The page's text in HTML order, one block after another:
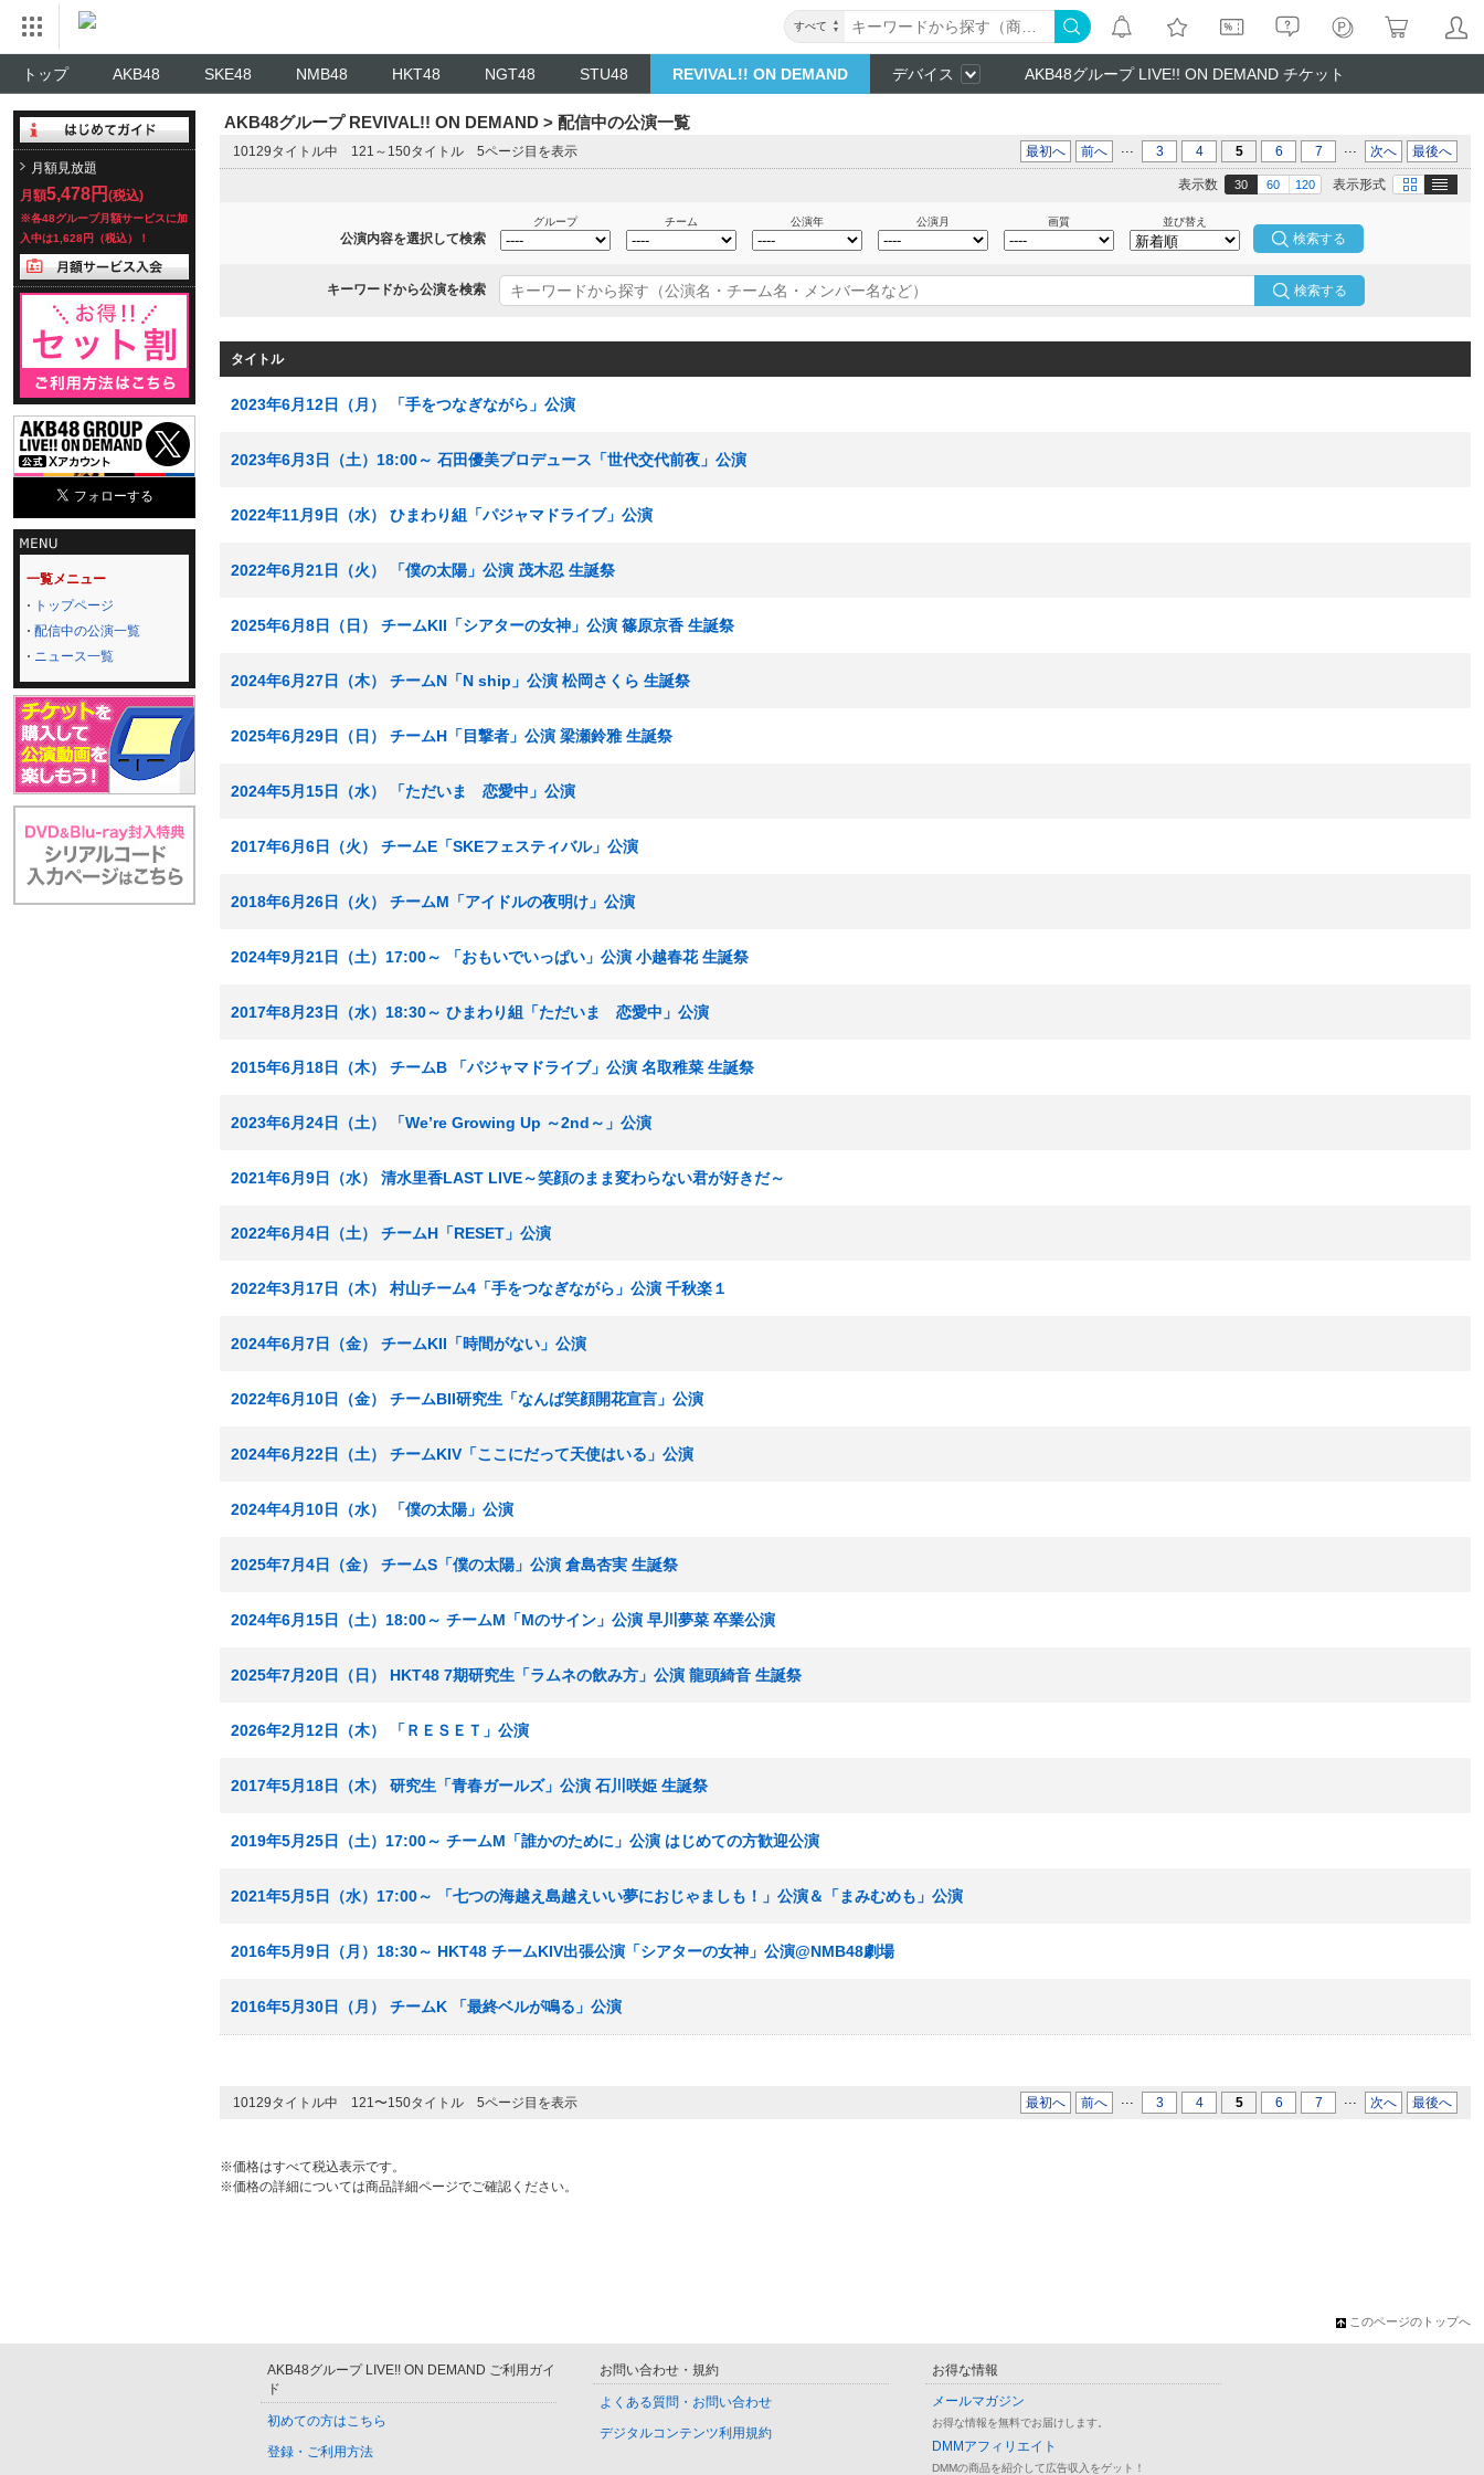
すべて
トップ AKB48 SKE48 NMB48 HKT48 NGT48 STU48 REVIVAL!! ON DEMAND デバイス AKB48グループ LIVE!! ON DEMAND チケット
月額見放題
月額5,478円 (税込)
※各48グループ月額サービスに加
入中は1,628円（税込）！
一覧メニュー
トップページ
配信中の公演一覧
ニュース一覧
AKB48グループ REVIVAL!! ON DEMAND > 配信中の公演一覧
10129タイトル中 121～150タイトル 5ページ目を表示 最初へ 前へ ... 3 4 5 6 7 ... 次へ 最後へ
表示形式 画像
表示数 30 60 120
公演内容を選択して検索
グループ チーム 公演年 公演月 画質 並び替え
キーワードから公演を検索 検索する
タイトル
2023年6月12日（月） 「手をつなぎながら」公演
2023年6月3日（土）18:00～ 石田優美プロデュース「世代交代前夜」公演
2022年11月9日（水） ひまわり組「パジャマドライブ」公演
2022年6月21日（火） 「僕の太陽」公演 茂木忍 生誕祭
2025年6月8日（日） チームKII「シアターの女神」公演 篠原京香 生誕祭
2024年6月27日（木） チームN「N ship」公演 松岡さくら 生誕祭
2025年6月29日（日） チームH「目撃者」公演 梁瀬鈴雅 生誕祭
2024年5月15日（水） 「ただいま 恋愛中」公演
2017年6月6日（火） チームE「SKEフェスティバル」公演
2018年6月26日（火） チームM「アイドルの夜明け」公演
2024年9月21日（土）17:00～ 「おもいでいっぱい」公演 小越春花 生誕祭
2017年8月23日（水）18:30～ ひまわり組「ただいま 恋愛中」公演
2015年6月18日（木） チームB 「パジャマドライブ」公演 名取稚菜 生誕祭
2023年6月24日（土） 「We’re Growing Up ～2nd～」公演
2021年6月9日（水） 清水里香LAST LIVE～笑顔のまま変わらない君が好きだ～
2022年6月4日（土） チームH「RESET」公演
2022年3月17日（木） 村山チーム4「手をつなぎながら」公演 千秋楽１
2024年6月7日（金） チームKII「時間がない」公演
2022年6月10日（金） チームBII研究生「なんば笑顔開花宣言」公演
2024年6月22日（土） チームKIV「ここにだって天使はいる」公演
2024年4月10日（水） 「僕の太陽」公演
2025年7月4日（金） チームS「僕の太陽」公演 倉島杏実 生誕祭
2024年6月15日（土）18:00～ チームM「Mのサイン」公演 早川夢菜 卒業公演
2025年7月20日（日） HKT48 7期研究生「ラムネの飲み方」公演 龍頭綺音 生誕祭
2026年2月12日（木） 「ＲＥＳＥＴ」公演
2017年5月18日（木） 研究生「青春ガールズ」公演 石川咲姫 生誕祭
2019年5月25日（土）17:00～ チームM「誰かのために」公演 はじめての方歓迎公演
2021年5月5日（水）17:00～ 「七つの海越え島越えいい夢におじゃましも！」公演＆「まみむめも」公演
2016年5月9日（月）18:30～ HKT48 チームKIV出張公演「シアターの女神」公演@NMB48劇場
2016年5月30日（月） チームK 「最終ベルが鳴る」公演
10129タイトル中 121〜150タイトル 5ページ目を表示 最初へ 前へ ... 3 4 5 6 7 ... 次へ 最後へ
※価格はすべて税込表示です。
※価格の詳細については商品詳細ページでご確認ください。
このページのトップへ
AKB48グループ LIVE!! ON DEMAND ご利用ガイ
ド
初めての方はこちら
登録・ご利用方法
お問い合わせ・規約
よくある質問・お問い合わせ
デジタルコンテンツ利用規約
お得な情報
メールマガジン
お得な情報を無料でお届けします。
DMMアフィリエイト
DMMの商品を紹介して広告収入をゲット！